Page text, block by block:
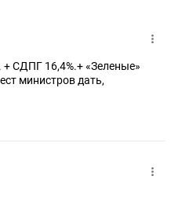
министров дать,